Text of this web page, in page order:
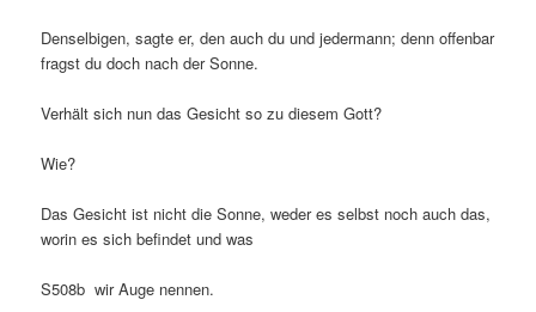
Denselbigen, sagte er, den auch du und jedermann; denn offenbar
fragst du doch nach der Sonne.
Verhält sich nun das Gesicht so zu diesem Gott?
Wie?
Das Gesicht ist nicht die Sonne, weder es selbst noch auch das,
worin es sich befindet und was
S508b wir Auge nennen.